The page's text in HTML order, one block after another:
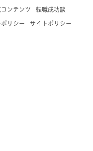
ンテンツ 転職成功談
リシー サイトポリシー